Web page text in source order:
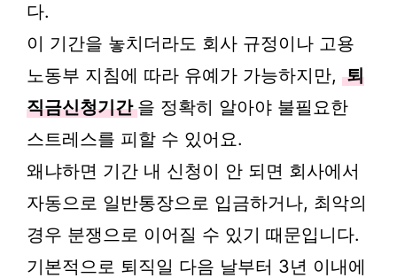
다.
이 기간을 놓치더라도 회사 규정이나 고용
노동부 지침에 따라 유예가 가능하지만, 퇴
직금신청기간 을 정확히 알아야 불필요한
스트레스를 피할 수 있어요.
왜냐하면 기간 내 신청이 안 되면 회사에서
자동으로 일반통장으로 입금하거나, 최악의
경우 분쟁으로 이어질 수 있기 때문입니다.
기본적으로 퇴직일 다음 날부터 3년 이내에